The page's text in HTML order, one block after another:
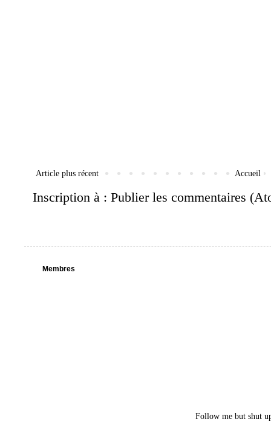
Article plus récent Accueil
Inscription à : Publier les commentaires
Membres
Follow me but shut